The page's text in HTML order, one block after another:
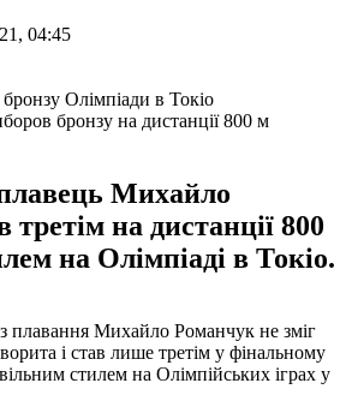
04:45
бронзу на дистанції 800 м
Михайло
на дистанції 800
на Олімпіаді в Токіо.
з плавання Михайло Романчук не зміг
і став лише третім у фінальному
стилем на Олімпійських іграх у